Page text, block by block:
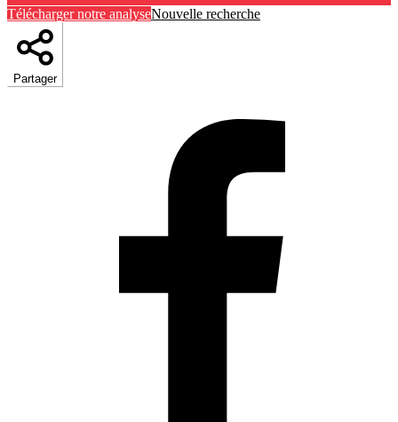
Télécharger notre analyseNouvelle recherche
Partager